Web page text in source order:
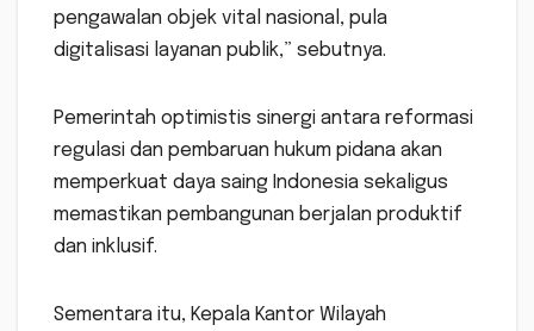
pengawalan objek vital nasional, pula
digitalisasi layanan publik,” sebutnya.
Pemerintah optimistis sinergi antara reformasi
regulasi dan pembaruan hukum pidana akan
memperkuat daya saing Indonesia sekaligus
memastikan pembangunan berjalan produktif
dan inklusif.
Sementara itu, Kepala Kantor Wilayah